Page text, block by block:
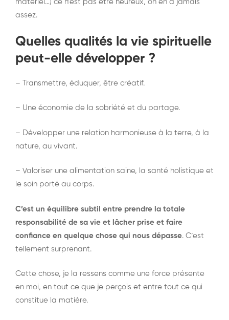
matériel…) ce n’est pas être heureux, on en a jamais
assez.
Quelles qualités la vie spirituelle
peut-elle développer ?
– Transmettre, éduquer, être créatif.
– Une économie de la sobriété et du partage.
– Développer une relation harmonieuse à la terre, à la
nature, au vivant.
– Valoriser une alimentation saine, la santé holistique et
le soin porté au corps.
C’est un équilibre subtil entre prendre la totale
responsabilité de sa vie et lâcher prise et faire
confiance en quelque chose qui nous dépasse. C’est
tellement surprenant.
Cette chose, je la ressens comme une force présente
en moi, en tout ce que je perçois et entre tout ce qui
constitue la matière.